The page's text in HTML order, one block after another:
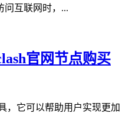
问互联网时，...
官网节点购买
，它可以帮助用户实现更加